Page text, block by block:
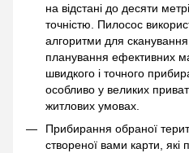
на відстані до десяти
точністю. Пилосос
алгоритми для
планування ефективних
швидкого і точного
особливо у великих
житлових умовах.
Прибирання обраної
створеної вами карти, які